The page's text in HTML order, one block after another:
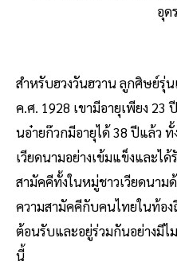
อุด
สำหรับฮวงวันฮวาน ลูกศิษย์รุ่
ค.ศ. 1928 เขามีอายุเพียง
นอ๋ายก๊วกมีอายุได้ 38 ปีแล้ว
เวียดนามอย่างเข้มแข็งและไ
สามัคคีทั้งในหมู่ชาวเวียดนาม
ความสามัคคีกับคนไทยในท้อง
ต้อนรับและอยู่ร่วมกันอย่างมี
นี้